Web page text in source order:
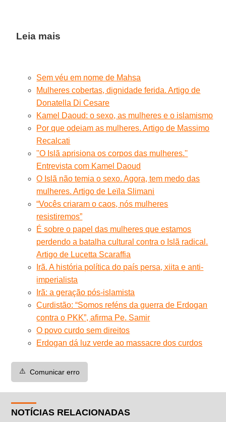
Leia mais
Sem véu em nome de Mahsa
Mulheres cobertas, dignidade ferida. Artigo de
Donatella Di Cesare
Kamel Daoud: o sexo, as mulheres e o islamismo
Por que odeiam as mulheres. Artigo de Massimo
Recalcati
''O Islã aprisiona os corpos das mulheres.''
Entrevista com Kamel Daoud
O Islã não temia o sexo. Agora, tem medo das
mulheres. Artigo de Leïla Slimani
“Vocês criaram o caos, nós mulheres
resistiremos”
É sobre o papel das mulheres que estamos
perdendo a batalha cultural contra o Islã radical.
Artigo de Lucetta Scaraffia
Irã. A história política do país persa, xiita e anti-
imperialista
Irã: a geração pós-islamista
Curdistão: “Somos reféns da guerra de Erdogan
contra o PKK”, afirma Pe. Samir
O povo curdo sem direitos
Erdogan dá luz verde ao massacre dos curdos
⚠️ Comunicar erro
NOTÍCIAS RELACIONADAS